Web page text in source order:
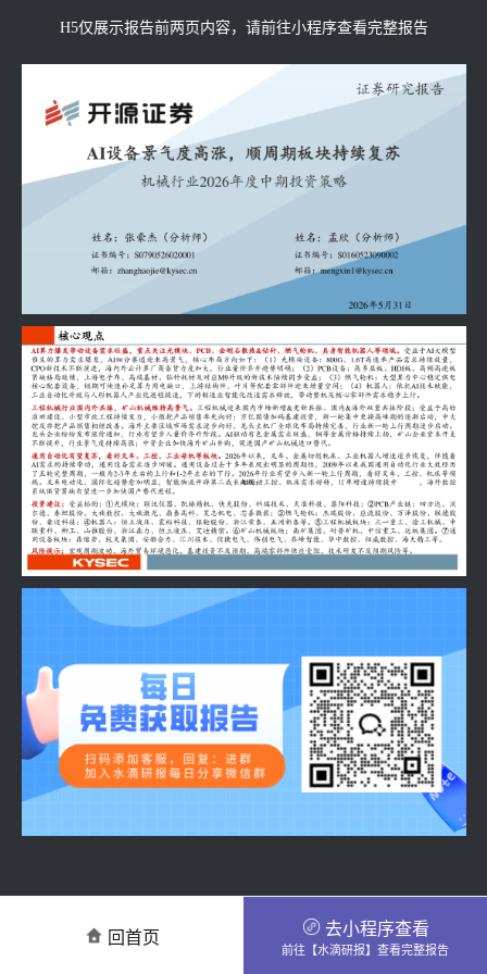
H5仅展示报告前两页内容，请前往小程序查看完整报告
回首页 去小程序查看
前往【水滴研报】查看完整报告